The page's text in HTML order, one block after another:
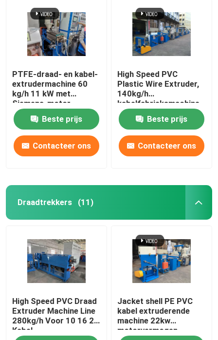
CCV-lijnen
Kabelkop
PTFE-draad- en kabel-
extrudermachine 60
kg/h 11 kW met
Siemens-motor
Beste prijs
Contacteer ons
High Speed PVC
Plastic Wire Extruder,
140kg/h
kabelfabrieksmachine
Beste prijs
Contacteer ons
Draadtrekkers (11)
High Speed PVC Draad
Extruder Machine Line
280kg/h Voor 10 16 25
Kabel
Jacket shell PE PVC
kabel extruderende
machine 22kw
motorvermogen